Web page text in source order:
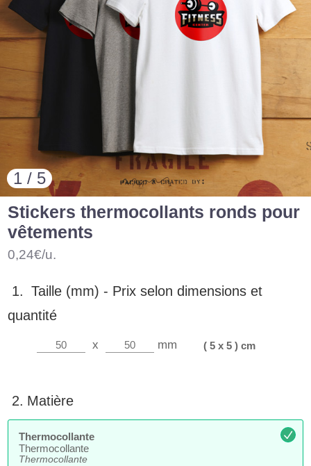
1 / 5
Stickers thermocollants ronds pour
vêtements
0,24€/u.
1. Taille (mm) - Prix selon dimensions et
quantité
x mm ( 5 x 5 ) cm
2. Matière
Thermocollante
Thermocollante
Thermocollante